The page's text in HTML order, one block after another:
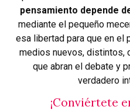
pensamiento depende
mediante el pequeño
esa libertad para que en el
medios nuevos, distintos,
que abran el debate y
verdadero
¡Conviértete